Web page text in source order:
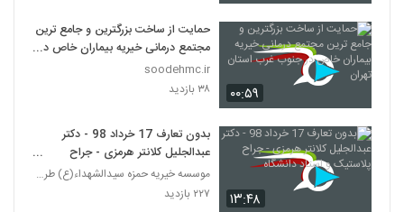
۰۰:۵۹
حمایت از ساخت بزرگترین و جامع ترین
مجتمع درمانی خیریه بیماران خاص در
جنوب غرب استان تهران
soodehmc.ir
۳۸ بازدید
۱۳:۴۸
بدون تعارف 17 خرداد 98 - دکتر
عبدالجلیل کلانتر هرمزی - جراح
پلاستیک و استاد دانشگاه
موسسه خیریه حمزه سیدالشهداء(ع) طرقبه
۲۲۷ بازدید